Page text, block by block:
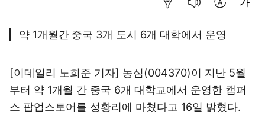
약 1개월간 중국 3개 도시 6개 대학에서 운영
[이데일리 노희준 기자] 농심(004370)이 지난 5월
부터 약 1개월 간 중국 6개 대학교에서 운영한 캠퍼
스 팝업스토어를 성황리에 마쳤다고 16일 밝혔다.